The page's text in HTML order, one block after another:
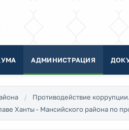
АДМИНИСТРАЦИЯ
Противодействие коррупции.
Ханты - Мансийского района по